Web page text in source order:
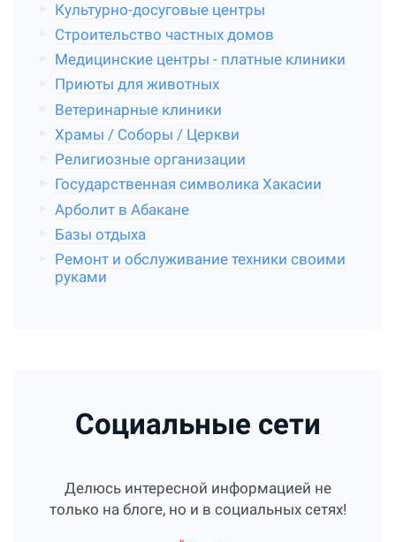
Культурно-досуговые центры
Строительство частных домов
Медицинские центры - платные клиники
Приюты для животных
Ветеринарные клиники
Храмы / Соборы / Церкви
Религиозные организации
Государственная символика Хакасии
Арболит в Абакане
Базы отдыха
Ремонт и обслуживание техники своими
руками
Социальные сети
Делюсь интересной информацией не
только на блоге, но и в социальных сетях!